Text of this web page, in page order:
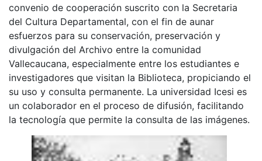
convenio de cooperación suscrito con la Secretaria
del Cultura Departamental, con el fin de aunar
esfuerzos para su conservación, preservación y
divulgación del Archivo entre la comunidad
Vallecaucana, especialmente entre los estudiantes e
investigadores que visitan la Biblioteca, propiciando el
su uso y consulta permanente. La universidad Icesi es
un colaborador en el proceso de difusión, facilitando
la tecnología que permite la consulta de las imágenes.